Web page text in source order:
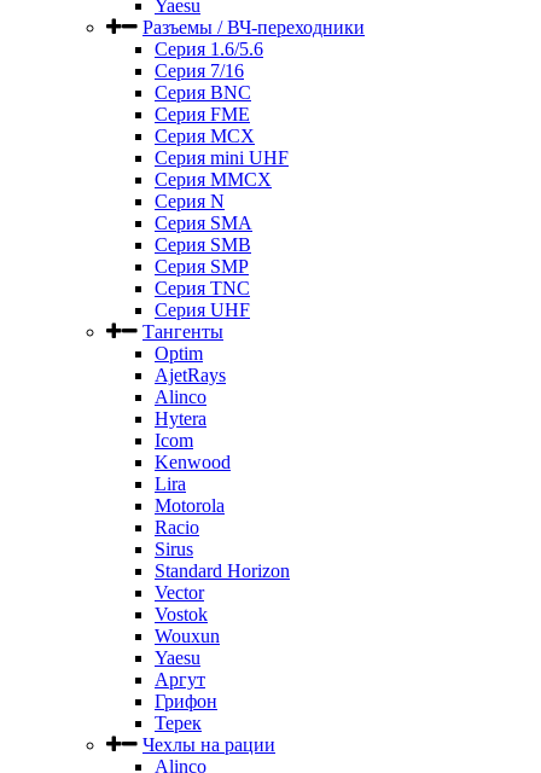
Yaesu
Разъемы / ВЧ-переходники
Серия 1.6/5.6
Серия 7/16
Серия BNC
Серия FME
Серия MCX
Серия mini UHF
Серия MMCX
Серия N
Серия SMA
Серия SMB
Серия SMP
Серия TNC
Серия UHF
Тангенты
Optim
AjetRays
Alinco
Hytera
Icom
Kenwood
Lira
Motorola
Racio
Sirus
Standard Horizon
Vector
Vostok
Wouxun
Yaesu
Аргут
Грифон
Терек
Чехлы на рации
Alinco